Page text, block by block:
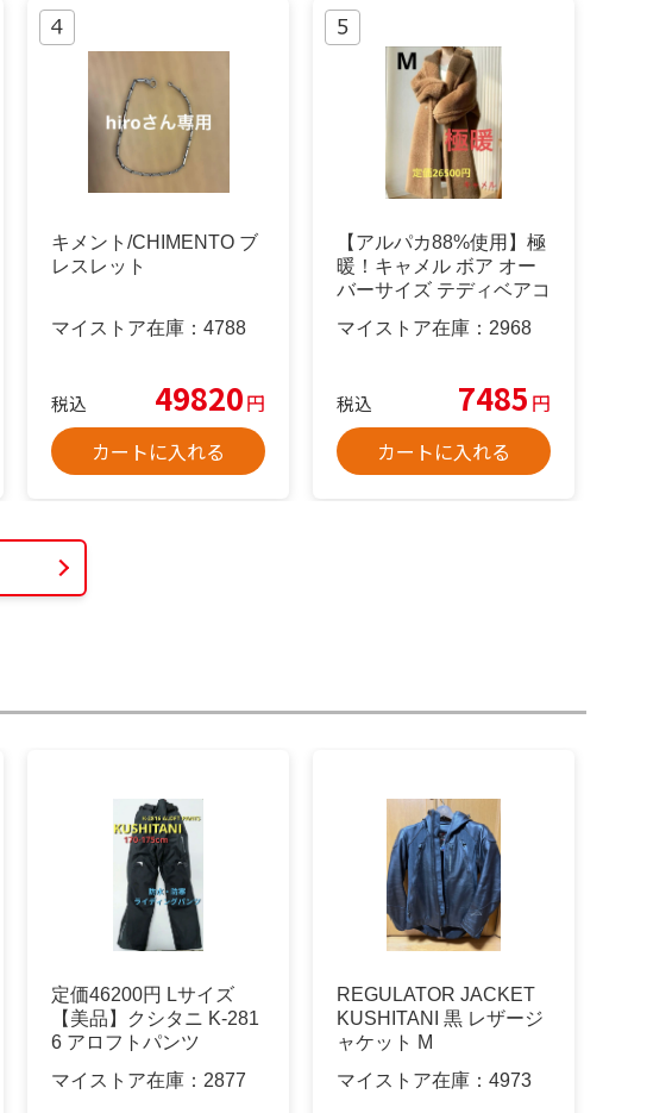
キメント/CHIMENTO ブ
レスレット
マイストア在庫： 4788
税込 49820円
カートに入れる
【アルパカ88%使用】極
暖！キャメル ボア オー
バーサイズ テディベアコ
マイストア在庫： 2968
税込 7485 円
カートに入れる
定価46200円 Lサイズ
【美品】クシタニ K-281
6 アロフトパンツ
マイストア在庫： 2877
REGULATOR JACKET
KUSHITANI 黒 レザージ
ャケット M
マイストア在庫： 4973